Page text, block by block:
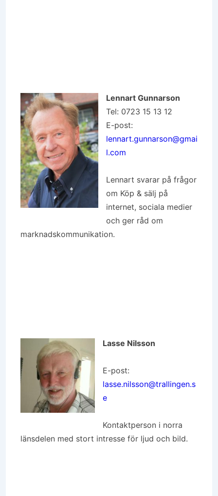
Lennart Gunnarson
Tel: 0723 15 13 12
E-post:
lennart.gunnarson@gmai
l.com
Lennart svarar på frågor
om Köp & sälj på
internet, sociala medier
och ger råd om
marknadskommunikation.
Lasse Nilsson
E-post:
lasse.nilsson@trallingen.s
e
Kontaktperson i norra
länsdelen med stort intresse för ljud och bild.